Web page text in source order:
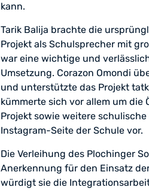
kann.
Tarik Balija brachte die
Projekt als Schulsprecher mit
war eine wichtige und
Umsetzung. Corazon Omondi
und unterstützte das Projekt
kümmerte sich vor allem um
Projekt sowie weitere
Instagram-Seite der Schule vor.
Die Verleihung des Plochinger
Anerkennung für den Einsatz
würdigt sie die